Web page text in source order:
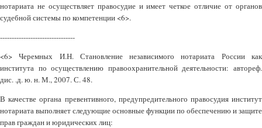
нотариата не осуществляет правосудие и имеет четкое отличие от органов
судебной системы по компетенции <6>.
--------------------------------
<6> Черемных И.Н. Становление независимого нотариата России как
института по осуществлению правоохранительной деятельности: автореф.
дис. .д. ю. н. М., 2007. С. 48.
В качестве органа превентивного, предупредительного правосудия институт
нотариата выполняет следующие основные функции по обеспечению и защите
прав граждан и юридических лиц: